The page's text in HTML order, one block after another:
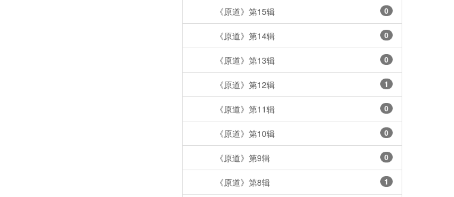
0
《原道》第15辑
0
《原道》第14辑
0
《原道》第13辑
1
《原道》第12辑
0
《原道》第11辑
0
《原道》第10辑
0
《原道》第9辑
1
《原道》第8辑